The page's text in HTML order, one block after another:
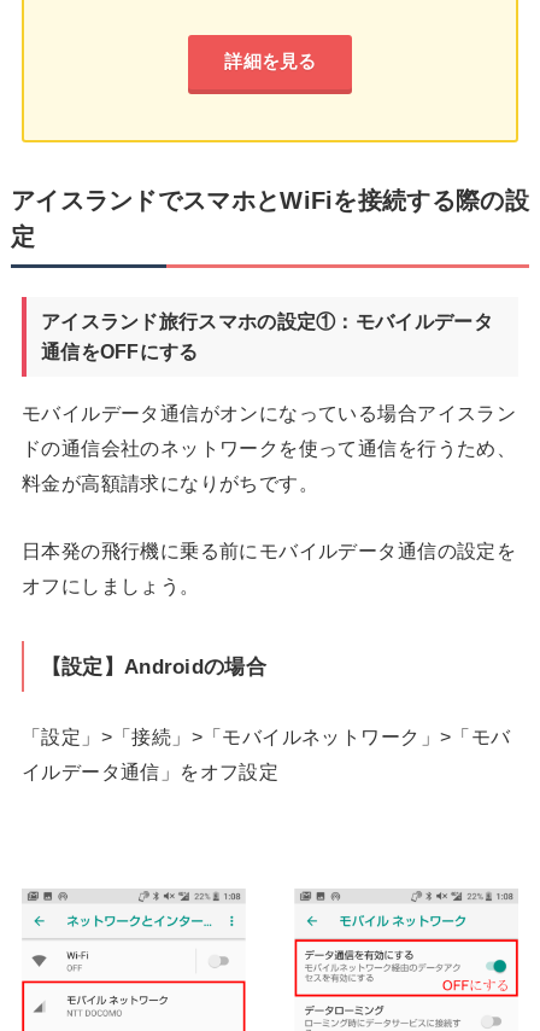
詳細を見る
アイスランドでスマホとWiFiを接続する際の設
定
アイスランド旅行スマホの設定①：モバイルデータ
通信をOFFにする
モバイルデータ通信がオンになっている場合アイスラン
ドの通信会社のネットワークを使って通信を行うため、
料金が高額請求になりがちです。
日本発の飛行機に乗る前にモバイルデータ通信の設定を
オフにしましょう。
【設定】Androidの場合
「設定」>「接続」>「モバイルネットワーク」>「モバ
イルデータ通信」をオフ設定